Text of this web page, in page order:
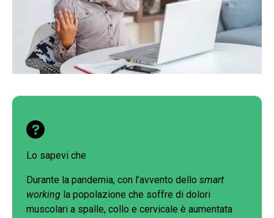
Lo sapevi che
Durante la pandemia, con l’avvento dellosmart
working la popolazione che soffre di dolori
muscolari a spalle, collo e cervicale è aumentata